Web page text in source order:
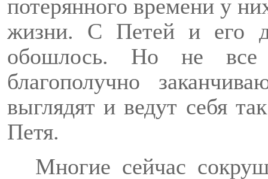
потерянного времени у
жизни. С Петей и его
обошлось. Но не
благополучно
выглядят и ведут себя
Петя.
Многие сейчас